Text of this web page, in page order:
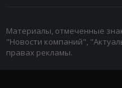
Материалы, отмеченные
"Новости компаний",
правах рекламы.